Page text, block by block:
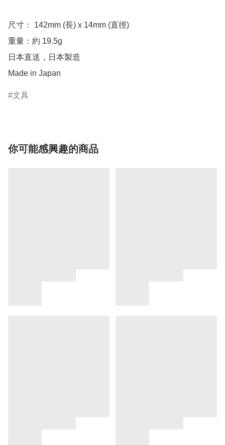
尺寸： 142mm (長) x 14mm (直徑)
重量：約 19.5g
日本直送，日本製造
Made in Japan
文具
你可能感興趣的商品